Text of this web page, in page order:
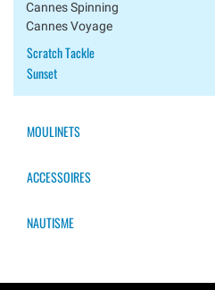
Cannes Spinning
Cannes Voyage
Scratch Tackle
Sunset
MOULINETS
ACCESSOIRES
NAUTISME